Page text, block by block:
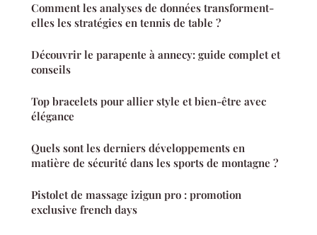
Comment les analyses de données transforment-
elles les stratégies en tennis de table ?
Découvrir le parapente à annecy: guide complet et
conseils
Top bracelets pour allier style et bien-être avec
élégance
Quels sont les derniers développements en
matière de sécurité dans les sports de montagne ?
Pistolet de massage izigun pro : promotion
exclusive french days